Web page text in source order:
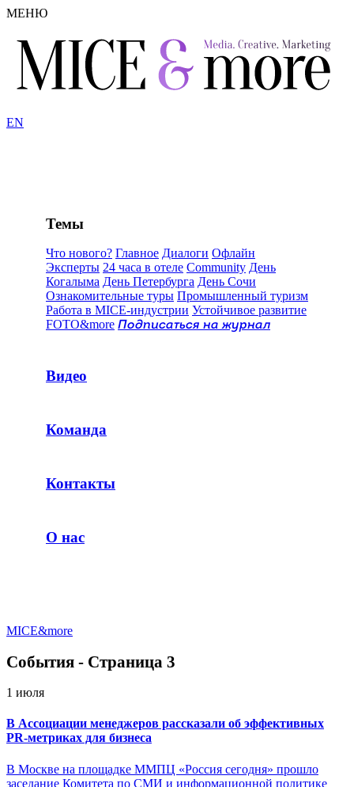
МЕНЮ
EN
Темы
Что нового? Главное Диалоги Офлайн
Эксперты 24 часа в отеле Community День
Когалыма День Петербурга День Сочи
Ознакомительные туры Промышленный туризм
Работа в MICE-индустрии Устойчивое развитие
FOTO&more Подписаться на журнал
Видео
Команда
Контакты
О нас
MICE&more
События - Страница 3
1 июля
В Ассоциации менеджеров рассказали об эффективных
PR-метриках для бизнеса
В Москве на площадке ММПЦ «Россия сегодня» прошло
заседание Комитета по СМИ и информационной политике